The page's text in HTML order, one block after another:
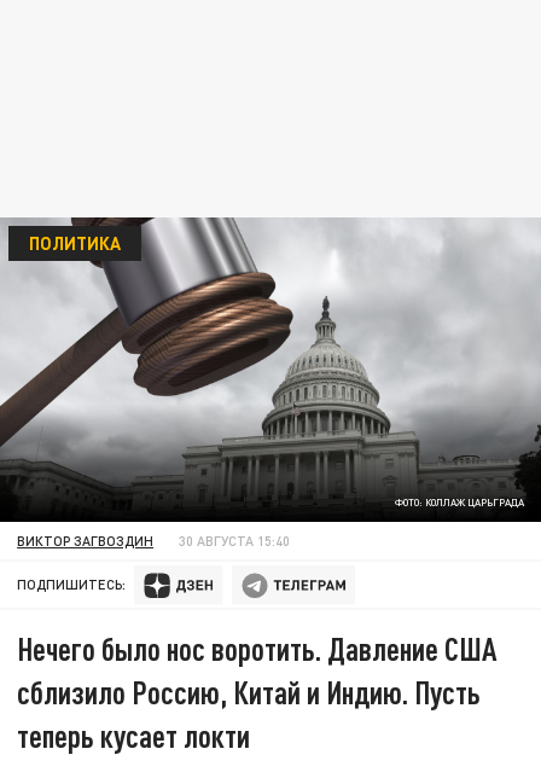
ФОТО: КОЛЛАЖ ЦАРЬГРАДА
ПОЛИТИКА
ВИКТОР ЗАГВОЗДИН 30 АВГУСТА 15:40
ПОДПИШИТЕСЬ:
Нечего было нос воротить. Давление США
сблизило Россию, Китай и Индию. Пусть
теперь кусает локти